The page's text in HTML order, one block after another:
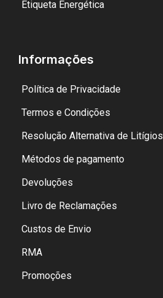
Etiqueta Energética
Informações
Política de Privacidade
Termos e Condições
Resolução Alternativa de Litígios
Métodos de pagamento
Devoluções
Livro de Reclamações
Custos de Envio
RMA
Promoções